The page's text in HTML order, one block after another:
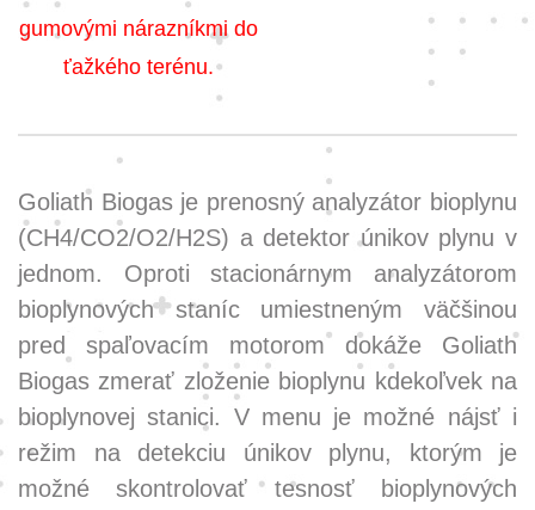
gumovými nárazníkmi do
ťažkého terénu.
Goliath Biogas je prenosný analyzátor bioplynu
(CH4/CO2/O2/H2S) a detektor únikov plynu v
jednom. Oproti stacionárnym analyzátorom
bioplynových staníc umiestneným väčšinou
pred spaľovacím motorom dokáže Goliath
Biogas zmerať zloženie bioplynu kdekoľvek na
bioplynovej stanici. V menu je možné nájsť i
režim na detekciu únikov plynu, ktorým je
možné skontrolovať tesnosť bioplynových